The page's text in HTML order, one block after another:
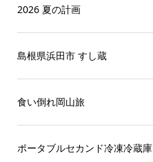
2026 夏の計画
島根県浜田市 すし蔵
食い倒れ岡山旅
ポータブルセカンド冷凍冷蔵庫